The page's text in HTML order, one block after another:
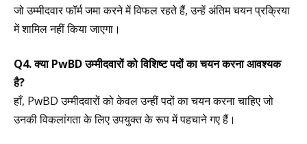
जो उम्मीदवार फॉर्म जमा करने में विफल रहते हैं, उन्हें अंतिम चयन प्रक्रिया
में शामिल नहीं किया जाएगा।
Q4. क्या PwBD उम्मीदवारों को विशिष्ट पदों का चयन करना आवश्यक
है?
हाँ, PwBD उम्मीदवारों को केवल उन्हीं पदों का चयन करना चाहिए जो
उनकी विकलांगता के लिए उपयुक्त के रूप में पहचाने गए हैं।